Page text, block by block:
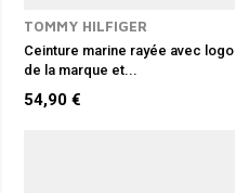
TOMMY HILFIGER
Ceinture marine rayée avec logo
de la marque et...
54,90 €